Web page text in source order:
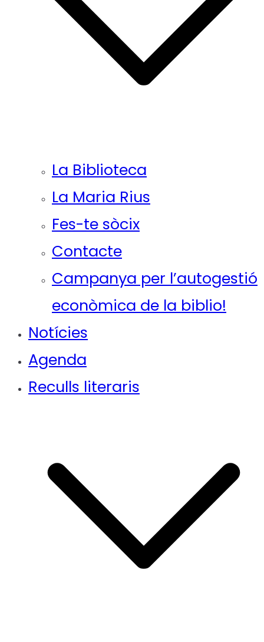
La Biblioteca
La Maria Rius
Fes-te sòcix
Contacte
Campanya per l’autogestió
econòmica de la biblio!
Notícies
Agenda
Reculls literaris